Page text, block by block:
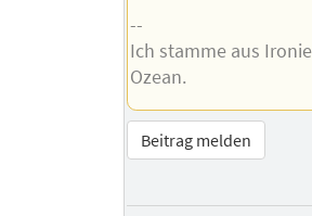
--
Ich stamme aus
Ozean.
Beitrag melden